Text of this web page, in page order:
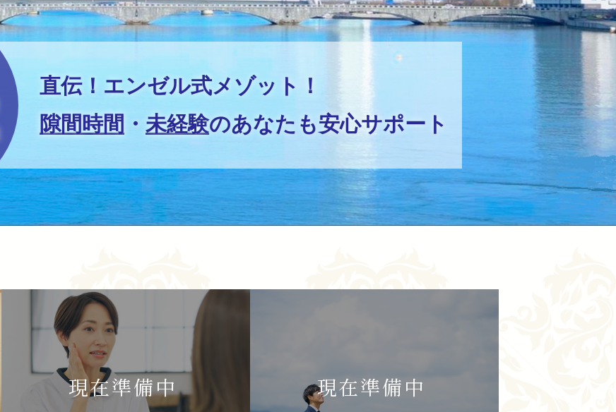
お問い合わせ
お知らせ
ブログ
お客様の声
活動実績
直伝！エンゼル式メゾット！
隙間時間 ・ 未経験のあなたも安心サポート